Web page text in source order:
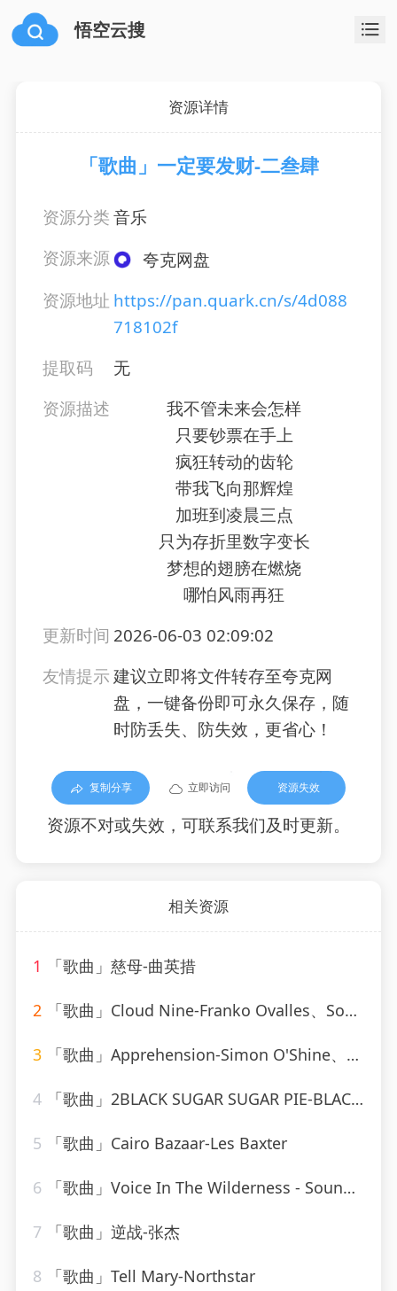
悟空云搜
资源详情
「歌曲」一定要发财-二叁肆
资源分类音乐
资源来源
夸克网盘
资源地址 https://pan.quark.cn/s/4d088
718102f
提取码
无
资源描述
我不管未来会怎样
只要钞票在手上
疯狂转动的齿轮
带我飞向那辉煌
加班到凌晨三点
只为存折里数字变长
梦想的翅膀在燃烧
哪怕风雨再狂
更新时间 2026-06-03 02:09:02
友情提示建议立即将文件转存至夸克网
盘，一键备份即可永久保存，随
时防丢失、防失效，更省心！
复制分享 立即访问 资源失效
资源不对或失效，可联系我们及时更新。
相关资源
1 「歌曲」慈母-曲英措
2 「歌曲」Cloud Nine-Franko Ovalles、Sovereignty_20260806_094034
3 「歌曲」Apprehension-Simon O'Shine、Sergey Nevone
4 「歌曲」2BLACK SUGAR SUGAR PIE-BLACK SUGAR SUGAR PIE (RAGGA、Grady Martin
5 「歌曲」Cairo Bazaar-Les Baxter
6 「歌曲」Voice In The Wilderness - Sound-A-Like-Studio Group
7 「歌曲」逆战-张杰
8 「歌曲」Tell Mary-Northstar